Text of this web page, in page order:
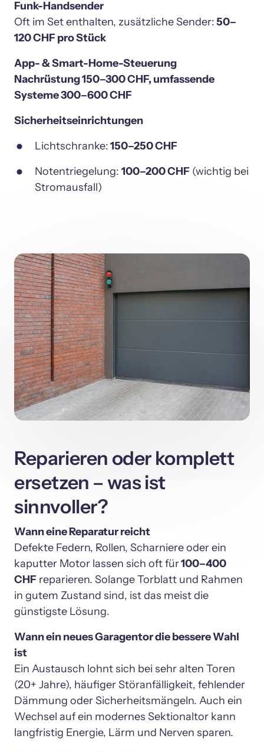
Funk-Handsender
Oft im Set enthalten, zusätzliche Sender: 50–
120 CHF pro Stück
App- & Smart-Home-Steuerung
Nachrüstung 150–300 CHF, umfassende
Systeme 300–600 CHF
Sicherheitseinrichtungen
Lichtschranke: 150–250 CHF
Notentriegelung: 100–200 CHF (wichtig bei
Stromausfall)
Reparieren oder komplett
ersetzen – was ist
sinnvoller?
Wann eine Reparatur reicht
Defekte Federn, Rollen, Scharniere oder ein
kaputter Motor lassen sich oft für 100–400
CHF reparieren. Solange Torblatt und Rahmen
in gutem Zustand sind, ist das meist die
günstigste Lösung.
Wann ein neues Garagentor die bessere Wahl
ist
Ein Austausch lohnt sich bei sehr alten Toren
(20+ Jahre), häufiger Störanfälligkeit, fehlender
Dämmung oder Sicherheitsmängeln. Auch ein
Wechsel auf ein modernes Sektionaltor kann
langfristig Energie, Lärm und Nerven sparen.